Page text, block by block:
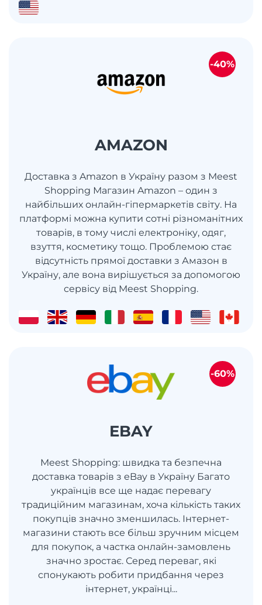
AMAZON
Доставка з Amazon в Україну разом з Meest
Shopping Магазин Amazon – один з
найбільших онлайн-гіпермаркетів світу. На
платформі можна купити сотні різноманітних
товарів, в тому числі електроніку, одяг,
взуття, косметику тощо. Проблемою стає
відсутність прямої доставки з Амазон в
Україну, але вона вирішується за допомогою
сервісу від Meest Shopping.
-40%
EBAY
Meest Shopping: швидка та безпечна
доставка товарів з eBay в Україну Багато
українців все ще надає перевагу
традиційним магазинам, хоча кількість таких
покупців значно зменшилась. Інтернет-
магазини стають все більш зручним місцем
для покупок, а частка онлайн-замовлень
значно зростає. Серед переваг, які
спонукають робити придбання через
інтернет, українці...
-60%